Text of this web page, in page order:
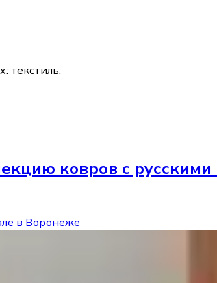
текстиль.
ковров с
в Воронеже